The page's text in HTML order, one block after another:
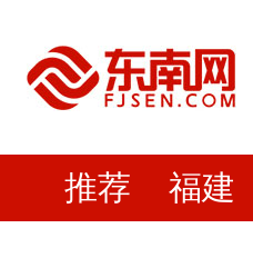
推荐 福建